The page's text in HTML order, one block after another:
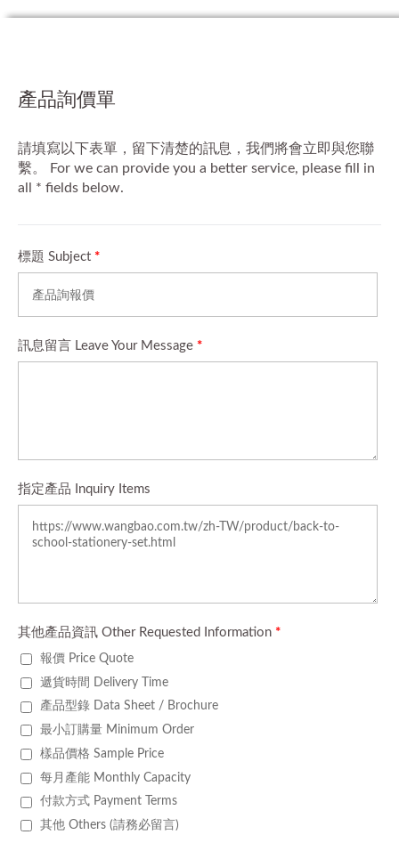
產品詢價單
請填寫以下表單，留下清楚的訊息，我們將會立即與您聯
繫。 For we can provide you a better service, please fill in
all * fields below.
標題 Subject *
訊息留言 Leave Your Message *
指定產品 Inquiry Items
其他產品資訊 Other Requested Information *
報價 Price Quote
遞貨時間 Delivery Time
產品型錄 Data Sheet / Brochure
最小訂購量 Minimum Order
樣品價格 Sample Price
每月產能 Monthly Capacity
付款方式 Payment Terms
其他 Others (請務必留言)